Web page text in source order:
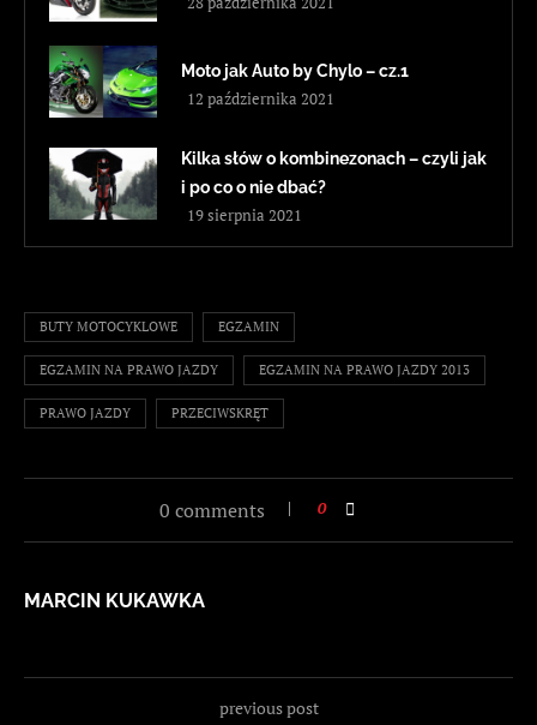
Moto jak Auto by Chylo – cz.1
12 października 2021
Kilka słów o kombinezonach – czyli jak
i po co o nie dbać?
19 sierpnia 2021
BUTY MOTOCYKLOWE EGZAMIN
EGZAMIN NA PRAWO JAZDY EGZAMIN NA PRAWO JAZDY 2013
PRAWO JAZDY PRZECIWSKRĘT
0 comments 0
MARCIN KUKAWKA
previous post